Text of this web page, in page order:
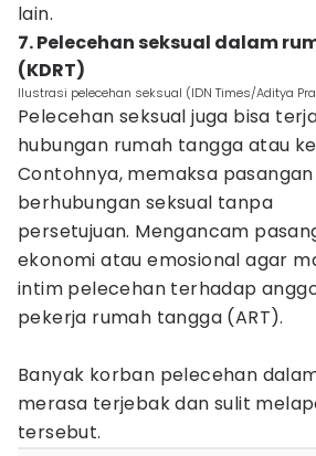
lain.
7. Pelecehan seksual dalam
(KDRT)
Ilustrasi pelecehan seksual (IDN Times/Aditya
Pelecehan seksual juga bisa
hubungan rumah tangga atau
Contohnya, memaksa
berhubungan seksual tanpa
persetujuan. Mengancam
ekonomi atau emosional agar
intim pelecehan terhadap
pekerja rumah tangga (ART).
Banyak korban pelecehan
merasa terjebak dan sulit
tersebut.